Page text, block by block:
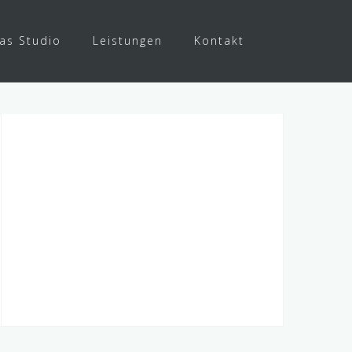
Studio Leistungen Kontakt